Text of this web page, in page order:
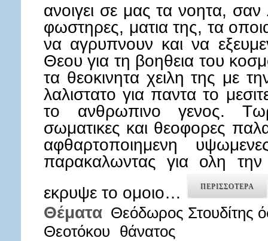
ανοιγει σε μας τα νοητα,
φωστηρες, ματια της, τα
να αγρυπνουν και να
Θεου για τη βοηθεια του
τα θεοκινητα χειλη της με
λαλιστατο για παντα το
το ανθρωπινο γενος.
σωματικες και θεοφορες
αφθαρτοποιημενη
παρακαλωντας για ολη
εκρυψε το ομοιο…
ΠΕΡΙΣΣΟΤΕΡΑ
Θέματα Θεόδωρος Στουδίτης
Θεοτόκου θάνατος